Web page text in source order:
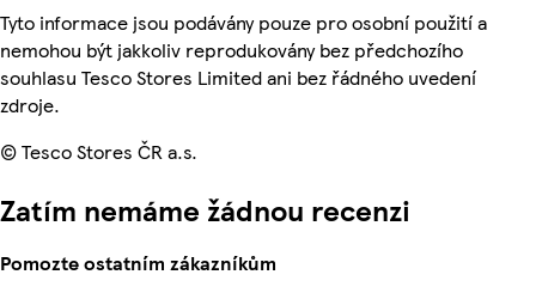
Tyto informace jsou podávány pouze pro osobní použití a
nemohou být jakkoliv reprodukovány bez předchozího
souhlasu Tesco Stores Limited ani bez řádného uvedení
zdroje.
© Tesco Stores ČR a.s.
Zatím nemáme žádnou recenzi
Pomozte ostatním zákazníkům